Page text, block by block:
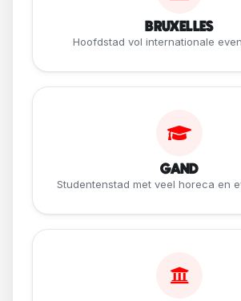
BRUXELLES
Hoofdstad vol internationale
GAND
Studentenstad met veel horeca en